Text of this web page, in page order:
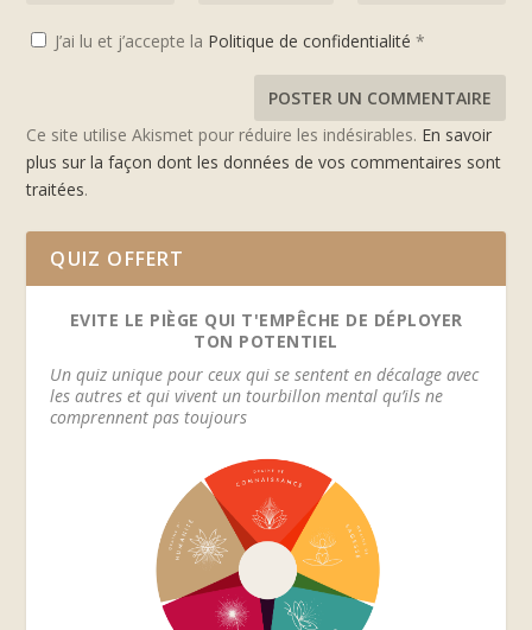
J’ai lu et j’accepte la Politique de confidentialité*
Ce site utilise Akismet pour réduire les indésirables. En savoir
plus sur la façon dont les données de vos commentaires sont
traitées.
QUIZ OFFERT
EVITE LE PIÈGE QUI T'EMPÊCHE DE DÉPLOYER
TON POTENTIEL
Un quiz unique pour ceux qui se sentent en décalage avec
les autres et qui vivent un tourbillon mental qu’ils ne
comprennent pas toujours